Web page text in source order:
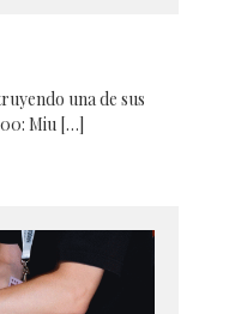
una de sus
Miu […]